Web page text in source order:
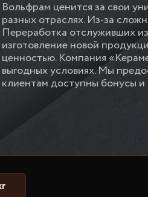
Вольфрам ценится за свои
разных отраслях. Из-за
Переработка отслуживших
изготовление новой
ценностью. Компания
выгодных условиях. Мы
клиентам доступны бонусы и